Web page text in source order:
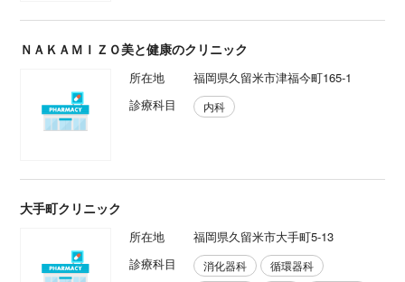
ＮＡＫＡＭＩＺＯ美と健康のクリニック
所在地
福岡県久留米市津福今町165-1
診療科目
内科
大手町クリニック
所在地
福岡県久留米市大手町5-13
診療科目
消化器科
循環器科